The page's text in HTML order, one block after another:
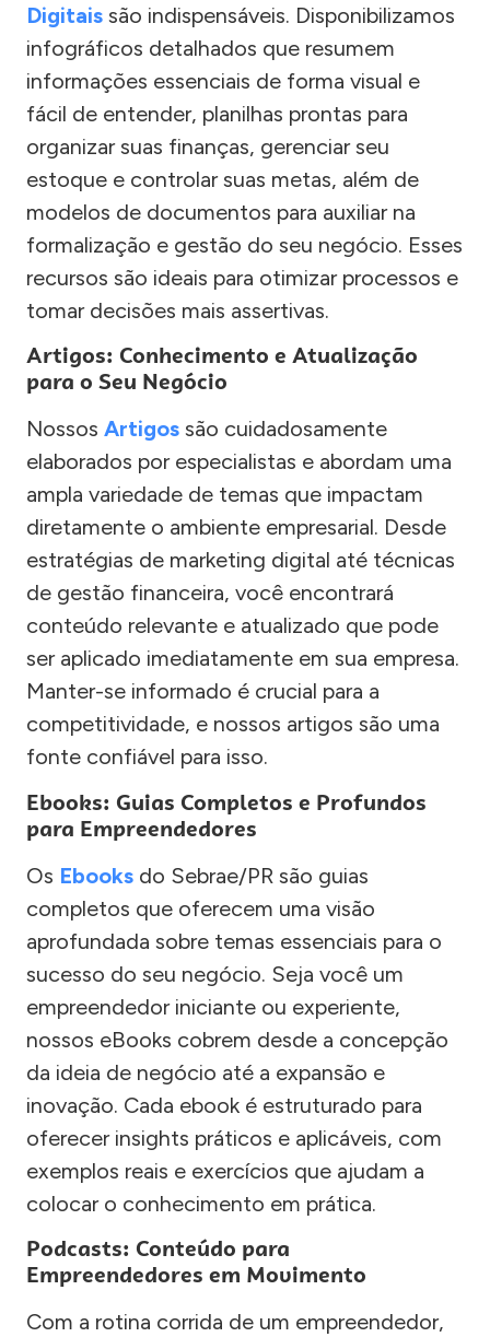
Digitais são indispensáveis. Disponibilizamos
infográficos detalhados que resumem
informações essenciais de forma visual e
fácil de entender, planilhas prontas para
organizar suas finanças, gerenciar seu
estoque e controlar suas metas, além de
modelos de documentos para auxiliar na
formalização e gestão do seu negócio. Esses
recursos são ideais para otimizar processos e
tomar decisões mais assertivas.
Artigos: Conhecimento e Atualização
para o Seu Negócio
Nossos Artigos são cuidadosamente
elaborados por especialistas e abordam uma
ampla variedade de temas que impactam
diretamente o ambiente empresarial. Desde
estratégias de marketing digital até técnicas
de gestão financeira, você encontrará
conteúdo relevante e atualizado que pode
ser aplicado imediatamente em sua empresa.
Manter-se informado é crucial para a
competitividade, e nossos artigos são uma
fonte confiável para isso.
Ebooks: Guias Completos e Profundos
para Empreendedores
Os Ebooks do Sebrae/PR são guias
completos que oferecem uma visão
aprofundada sobre temas essenciais para o
sucesso do seu negócio. Seja você um
empreendedor iniciante ou experiente,
nossos eBooks cobrem desde a concepção
da ideia de negócio até a expansão e
inovação. Cada ebook é estruturado para
oferecer insights práticos e aplicáveis, com
exemplos reais e exercícios que ajudam a
colocar o conhecimento em prática.
Podcasts: Conteúdo para
Empreendedores em Movimento
Com a rotina corrida de um empreendedor,